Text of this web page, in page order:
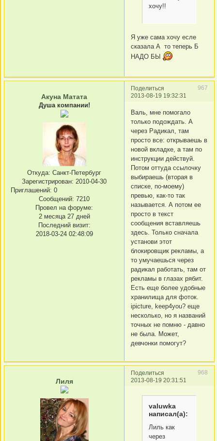
хочу!!
Я уже сама хочу есле
сказала А то теперь Б
НАДО БЫ
Поделиться
967
2013-08-19 19:32:31
Акуна Матата
Душа компании!
Откуда: Санкт-Петербург
Зарегистрирован: 2010-04-30
Приглашений: 0
Сообщений: 7210
Провел на форуме:
2 месяца 27 дней
Последний визит:
2018-03-24 02:48:09
Валь, мне помогало
только подождать. А
через Радикал, там
просто все: открываешь в
новой вкладке, а там по
инструкции действуй.
Потом оттуда ссылочку
выбираешь (вторая в
списке, по-моему)
превью, как-то так
называется. А потом ее
просто в текст
сообщения вставляешь
здесь. Только сначала
установи этот
блокировщик рекламы, а
то умучаешься через
радикал работать, там от
рекламы в глазах рябит.
Есть еще более удобные
хранилища для фоток.
ipicture, keep4you? еще
несколько, но я названий
точных не помню - давно
не была. Может,
девчонки помогут?
Поделиться
968
2013-08-19 20:31:51
Лиля
valuwka
написал(а):
Лиль как
через